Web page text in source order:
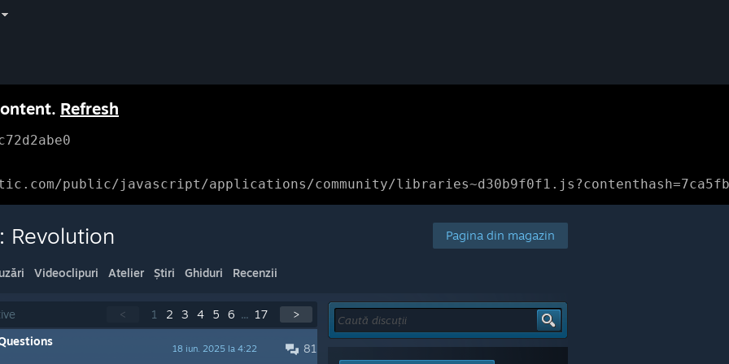
Refresh
public/javascript/applications/community/
Pagina din magazin
Revolution
Videoclipuri Atelier Știri Ghiduri Recenzii
< 1 2 3 4 5 6 ... 17 >
81
18 iun. 2025 la 4:22